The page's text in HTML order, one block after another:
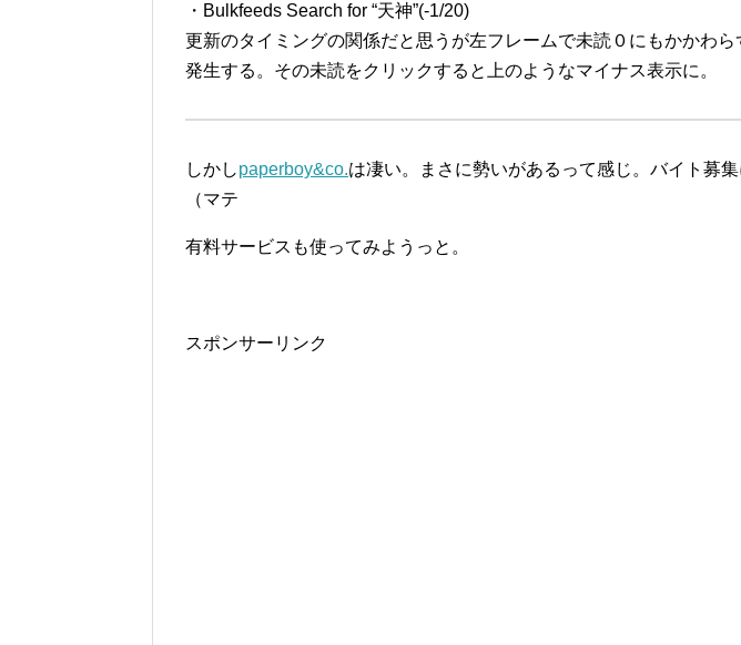
・Bulkfeeds Search for “天神”(-1/20)
更新のタイミングの関係だと思うが左フレームで未読０にもかかわ
発生する。その未読をクリックすると上のようなマイナス表示に。
しかしpaperboy&co.は凄い。まさに勢いがあるって感じ。バイト募
（マテ
有料サービスも使ってみようっと。
スポンサーリンク